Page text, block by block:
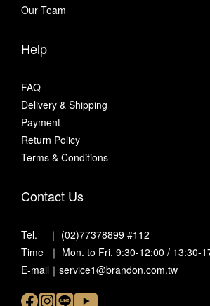
Our Team
Help
FAQ
Delivery & Shipping
Payment
Return Policy
Terms & Conditions
Contact Us
Tel. ｜ (02)77378899 #112
Time ｜ Mon. to Fri. 9:30-12:00 / 13:30-
E-mail｜service1@brandon.com.tw